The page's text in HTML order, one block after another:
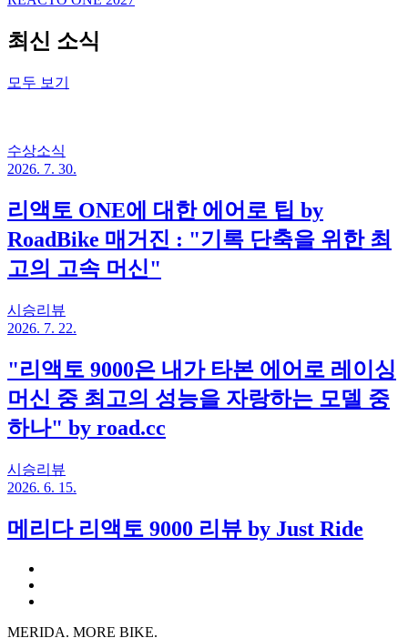
최신 소식
모두 보기
수상소식
2026. 7. 30.
리액토 ONE에 대한 에어로 팁 by
RoadBike 매거진 : "기록 단축을 위한 최
고의 고속 머신"
시승리뷰
2026. 7. 22.
"리액토 9000은 내가 타본 에어로 레이싱
머신 중 최고의 성능을 자랑하는 모델 중
하나" by road.cc
시승리뷰
2026. 6. 15.
메리다 리액토 9000 리뷰 by Just Ride
MERIDA. MORE BIKE.